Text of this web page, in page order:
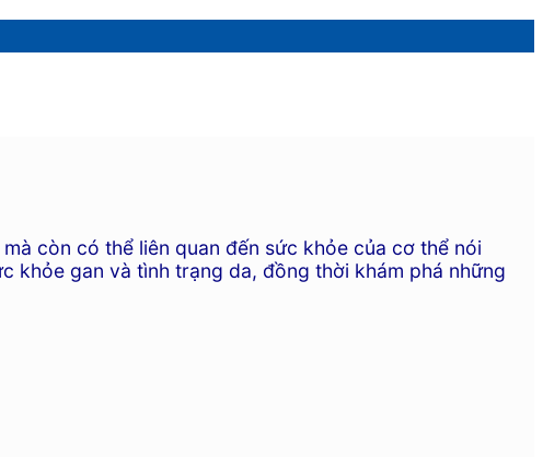
còn có thể liên quan đến sức khỏe của cơ thể nói
khỏe gan và tình trạng da, đồng thời khám phá những